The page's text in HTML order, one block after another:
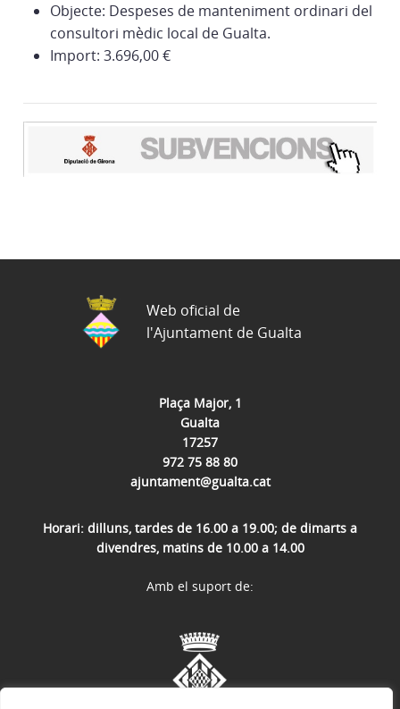
Objecte: Despeses de manteniment ordinari del
consultori mèdic local de Gualta.
Import: 3.696,00 €
Plaça Major, 1
Gualta
17257
972 75 88 80
ajuntament@gualta.cat
Horari: dilluns, tardes de 16.00 a 19.00; de dimarts a
divendres, matins de 10.00 a 14.00
Web oficial de
l'Ajuntament de Gualta
Amb el suport de: